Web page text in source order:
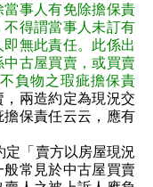
事人有免除擔保責
得謂當事人未訂有
無此責任。此係出
古屋買賣，或買賣
負物之瑕疵擔保責
兩造約定為現況交
保責任云云，應有
定「賣方以房屋現況
常見於中古屋買賣